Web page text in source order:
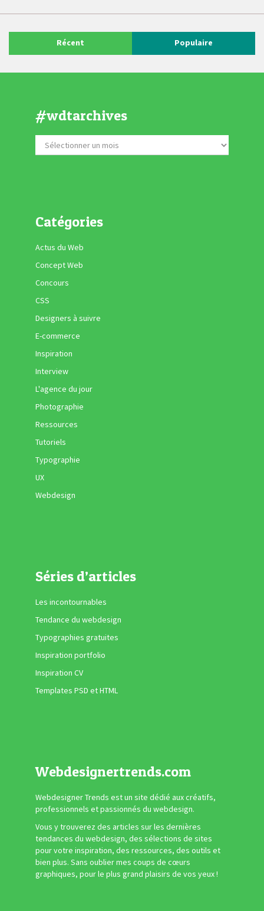
Récent Populaire
#wdtarchives
Catégories
Actus du Web
Concept Web
Concours
CSS
Designers à suivre
E-commerce
Inspiration
Interview
L'agence du jour
Photographie
Ressources
Tutoriels
Typographie
UX
Webdesign
Séries d’articles
Les incontournables
Tendance du webdesign
Typographies gratuites
Inspiration portfolio
Inspiration CV
Templates PSD et HTML
Webdesignertrends.com
Webdesigner Trends est un site dédié aux créatifs,
professionnels et passionnés du webdesign.
Vous y trouverez des articles sur les dernières
tendances du webdesign, des sélections de sites
pour votre inspiration, des ressources, des outils et
bien plus. Sans oublier mes coups de cœurs
graphiques, pour le plus grand plaisirs de vos yeux !